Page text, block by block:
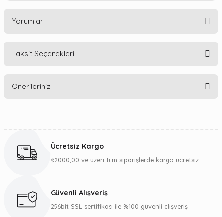
Yorumlar
Taksit Seçenekleri
Önerileriniz
Görüş ve önerileriniz için teşekkür ederiz.
Ürün bilgilerinde hatalar bulunuyor.
Ücretsiz Kargo
₺2000,00 ve üzeri tüm siparişlerde kargo ücretsiz
Güvenli Alışveriş
256bit SSL sertifikası ile %100 güvenli alışveriş